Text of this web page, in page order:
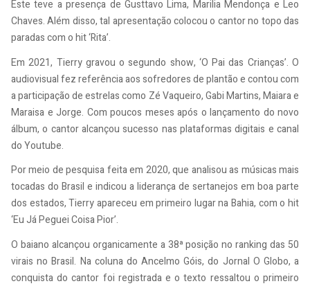
Este teve a presença de Gusttavo Lima, Marilia Mendonça e Leo
Chaves. Além disso, tal apresentação colocou o cantor no topo das
paradas com o hit ‘Rita’.
Em 2021, Tierry gravou o segundo show, ‘O Pai das Crianças’. O
audiovisual fez referência aos sofredores de plantão e contou com
a participação de estrelas como Zé Vaqueiro, Gabi Martins, Maiara e
Maraisa e Jorge. Com poucos meses após o lançamento do novo
álbum, o cantor alcançou sucesso nas plataformas digitais e canal
do Youtube.
Por meio de pesquisa feita em 2020, que analisou as músicas mais
tocadas do Brasil e indicou a liderança de sertanejos em boa parte
dos estados, Tierry apareceu em primeiro lugar na Bahia, com o hit
‘Eu Já Peguei Coisa Pior’.
O baiano alcançou organicamente a 38ª posição no ranking das 50
virais no Brasil. Na coluna do Ancelmo Góis, do Jornal O Globo, a
conquista do cantor foi registrada e o texto ressaltou o primeiro